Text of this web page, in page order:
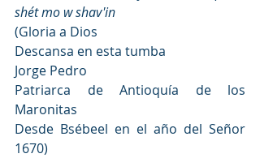
shét mo w shav'in
(Gloria a Dios
Descansa en esta tumba
Jorge Pedro
Patriarca de Antioquía de los
Maronitas
Desde Bsébeel en el año del Señor
1670)